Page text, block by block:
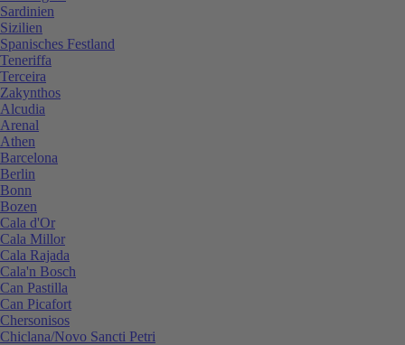
Sardinien
Sizilien
Spanisches Festland
Teneriffa
Terceira
Zakynthos
Alcudia
Arenal
Athen
Barcelona
Berlin
Bonn
Bozen
Cala d'Or
Cala Millor
Cala Rajada
Cala'n Bosch
Can Pastilla
Can Picafort
Chersonisos
Chiclana/Novo Sancti Petri